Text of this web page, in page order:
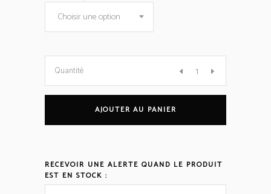
Choisir une option
sac
quantity
Quantité
AJOUTER AU PANIER
RECEVOIR UNE ALERTE QUAND LE PRODUIT
EST EN STOCK :